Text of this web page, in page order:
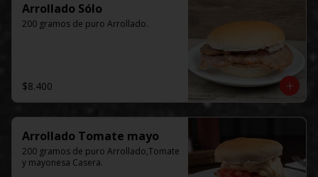
Arrollado Sólo
200 gramos de puro Arrollado.
$8.400
Arrollado Tomate mayo
200 gramos de puro Arrollado,Tomate
y mayonesa Casera.